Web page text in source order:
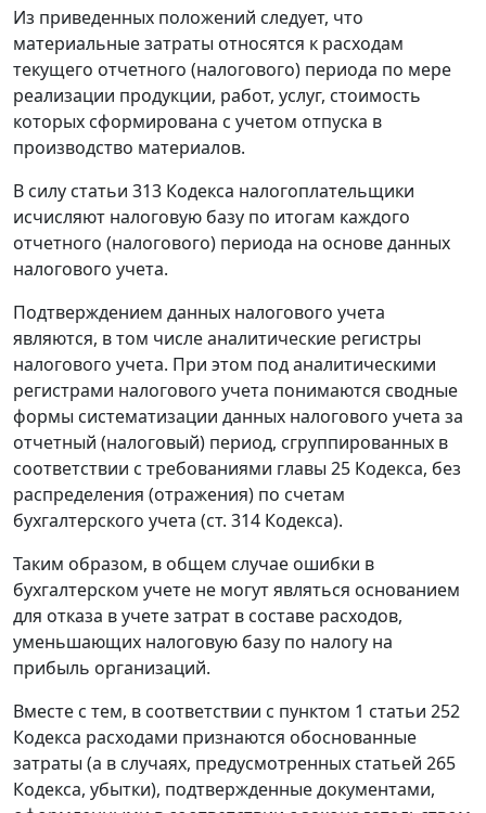
Из приведенных положений следует, что
материальные затраты относятся к расходам
текущего отчетного (налогового) периода по мере
реализации продукции, работ, услуг, стоимость
которых сформирована с учетом отпуска в
производство материалов.
В силу статьи 313 Кодекса налогоплательщики
исчисляют налоговую базу по итогам каждого
отчетного (налогового) периода на основе данных
налогового учета.
Подтверждением данных налогового учета
являются, в том числе аналитические регистры
налогового учета. При этом под аналитическими
регистрами налогового учета понимаются сводные
формы систематизации данных налогового учета за
отчетный (налоговый) период, сгруппированных в
соответствии с требованиями главы 25 Кодекса, без
распределения (отражения) по счетам
бухгалтерского учета (ст. 314 Кодекса).
Таким образом, в общем случае ошибки в
бухгалтерском учете не могут являться основанием
для отказа в учете затрат в составе расходов,
уменьшающих налоговую базу по налогу на
прибыль организаций.
Вместе с тем, в соответствии с пунктом 1 статьи 252
Кодекса расходами признаются обоснованные
затраты (а в случаях, предусмотренных статьей 265
Кодекса, убытки), подтвержденные документами,